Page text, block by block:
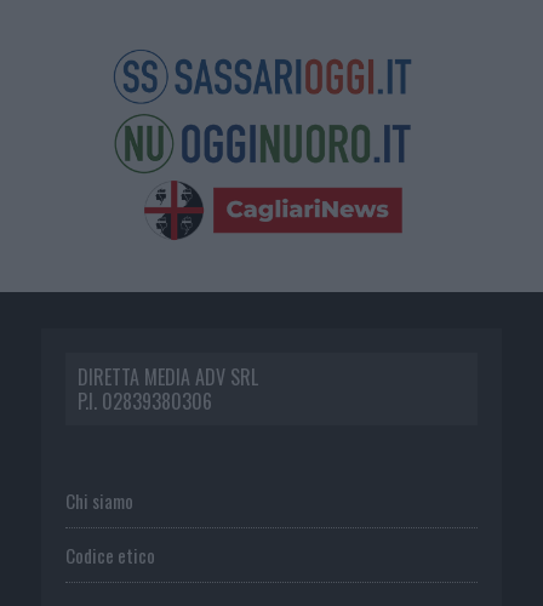
DIRETTA MEDIA ADV SRL
P.I. 02839380306
Chi siamo
Codice etico